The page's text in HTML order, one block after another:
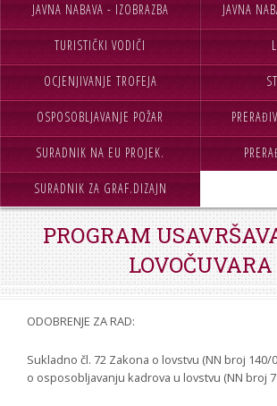
TEKSTILSTVO
UGOSTITELJSTVO
Specijalistički studij
POSLOVNO UPRAVLJANJE
SIGURNOST I ZAŠTITA
STROJARSTVO
NASLOVNA
VELEUČILIŠTE
STUDENTI
CJELOŽIVOTNO UČENJE
NABAVA
SKUP ZRZZ
JAVNA NABAVA - IZOBRAZBA JAVNA
TURISTIČKI VODIČI
OCJENJIVANJE TROFEJA
OSPOSOBLJAVANJE POŽAR
SURADNIK NA EU PROJEK.
SURADNIK ZA GRAF.DIZAJN
PROGRAM
LOVOČUVARA
ODOBRENJE ZA RAD:
Sukladno čl. 72 Zakona o lovstvu (NN broj 140/
o osposobljavanju kadrova u lovstvu (NN broj